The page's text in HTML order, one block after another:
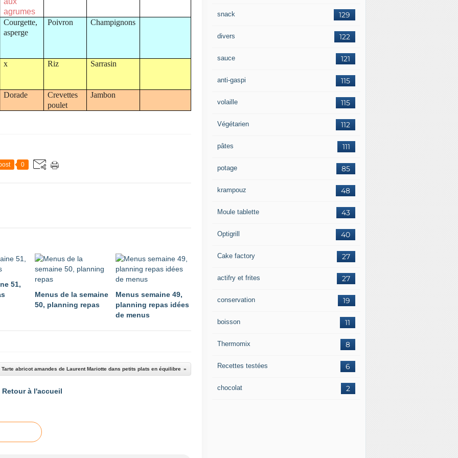
agrumes
Courgette,
asperge
Poivron Champignons
x Riz Sarrasin
Dorade
Crevettes
poulet
Jambon
0
51,
Menus de la semaine
50, planning repas
Menus semaine 49,
planning repas idées
de menus
Tarte abricot amandes de Laurent Mariotte dans petits plats en équilibre
Retour à l'accueil
129
snack
122
divers
121
sauce
115
anti-gaspi
115
volaille
112
Végétarien
111
pâtes
85
potage
48
krampouz
43
Moule tablette
40
Optigrill
27
Cake factory
27
actifry et frites
19
conservation
11
boisson
8
Thermomix
6
Recettes testées
2
chocolat